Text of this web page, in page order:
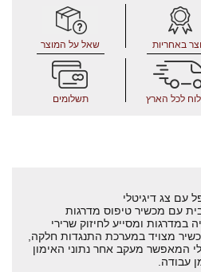
באחריות שאל על המוצר
לכל הארץ תשלומים
עם צג דיגיטלי
עם מכשיר טיפוס מדרגות
במדרגות ומסייע לחיזוק שרירי
מצויד במערכת התנגדות חלקה,
המאפשר מעקב אחר נתוני האימון
עבודה.